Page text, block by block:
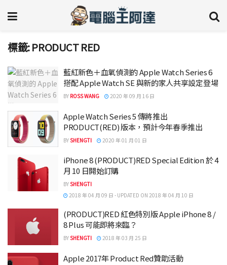
標籤:PRODUCT RED
藍紅新色＋血氧偵測的 Apple Watch Series 6
搭配 Apple Watch SE 與新的家人共享設定登場
BY ROSS WANG 2020 年 09 月 16 日
Apple Watch Series 5 傳將推出
PRODUCT(RED) 版本，預計今年春季推出
BYSHENGTI 2020 年 01 月 01 日
iPhone 8 (PRODUCT)RED Special Edition 於 4
月 10 日開始訂購
BYSHENGTI
2018 年 04 月 09 日 - UPDATED ON 2018 年 04 月 10 日
(PRODUCT)RED 紅色特別版 Apple iPhone 8 /
8 Plus 可能即將來臨？
BYSHENGTI 2018 年 03 月 25 日
Apple 2017年 Product Red贊助活動